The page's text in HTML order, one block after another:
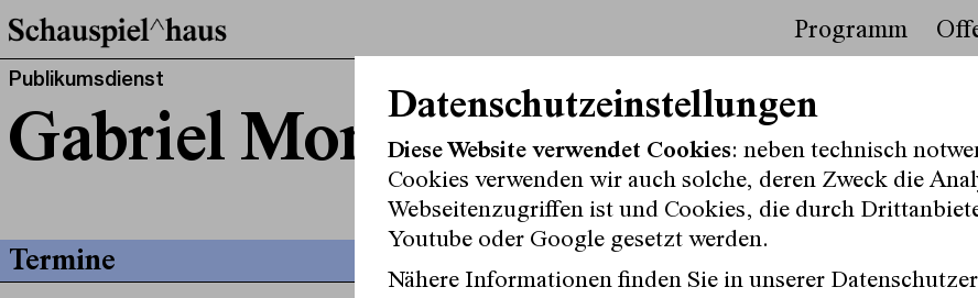
Programm
Publikumsdienst
Gabriel Moncayo-Asan
Termine
Datenschutzeinstellungen
Diese Website verwendet Cookies: neben technisch
Cookies verwenden wir auch solche, deren Zweck die
Webseitenzugriffen ist und Cookies, die durch
Youtube oder Google gesetzt werden.
Nähere Informationen finden Sie in unserer